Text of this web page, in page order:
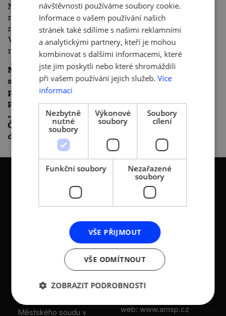
Návrh rozšiřuje osvobození od povinnosti hradit
rozhlasové a televizní poplatky
na zaměstnavatele a firmy do 50 zaměstnanců.
V současnosti se osvobození vztahuje pouze
na subjekty do 25 zaměstnanců.
Nadále trváme na našich předchozích
stanoviscích, podle nichž představuje
přenesení povinnosti hradit koncesionářské
poplatky na firmy faktické zavedení nové
„koncesionářské“ daně pro české podniky.
České podniky potřebují prostor pro růst, ne
další finanční zátěž.
Asociace malých a
středních podniků a
živnostníků České
republiky (AMSP ČR)
Zápis v OR: Spisová
značka L 12282 vedená u
Městského soudu v
Sokolovská 100/94
186 00 Praha 8 - Karlín
T:+420 236 080 454
web: www.amsp.cz
návštěvnosti používáme soubory cookie.
Informace o vašem používání našich
stránek také sdílíme s našimi reklamními
a analytickými partnery, kteří je mohou
kombinovat s dalšími informacemi, které
jste jim poskytli nebo které shromáždili
při vašem používání jejich služeb. Více
informací
Nezbytně
nutné
soubory
Výkonové
soubory
Soubory
cílení
Funkční soubory
Nezařazené
soubory
VŠE PŘIJMOUT
VŠE ODMÍTNOUT
ZOBRAZIT PODROBNOSTI